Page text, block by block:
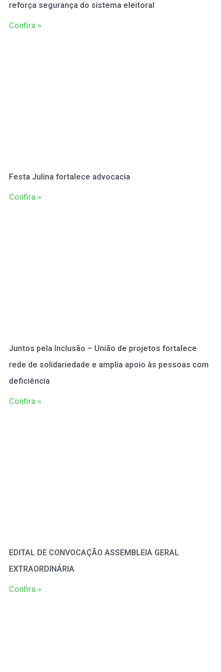
reforça segurança do sistema eleitoral
Confira »
Festa Julina fortalece advocacia
Confira »
Juntos pela Inclusão – União de projetos fortalece
rede de solidariedade e amplia apoio às pessoas com
deficiência
Confira »
EDITAL DE CONVOCAÇÃO ASSEMBLEIA GERAL
EXTRAORDINÁRIA
Confira »